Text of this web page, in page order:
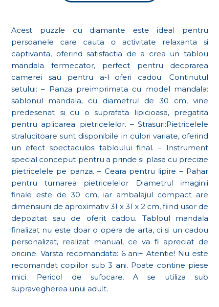
Acest puzzle cu diamante este ideal pentru
persoanele care cauta o activitate relaxanta si
captivanta, oferind satisfactia de a crea un tablou
mandala fermecator, perfect pentru decorarea
camerei sau pentru a-l oferi cadou. Continutul
setului: – Panza preimprimata cu model mandala:
sablonul mandala, cu diametrul de 30 cm, vine
predesenat si cu o suprafata lipicioasa, pregatita
pentru aplicarea pietricelelor. – Strasuri:Pietricelele
stralucitoare sunt disponibile in culori variate, oferind
un efect spectaculos tabloului final. – Instrument
special conceput pentru a prinde si plasa cu precizie
pietricelele pe panza. – Ceara pentru lipire – Pahar
pentru turnarea pietricelelor Diametrul imaginii
finale este de 30 cm, iar ambalajul compact are
dimensiuni de aproximativ 31 x 31 x 2 cm, fiind usor de
depozitat sau de oferit cadou. Tabloul mandala
finalizat nu este doar o opera de arta, ci si un cadou
personalizat, realizat manual, ce va fi apreciat de
oricine. Varsta recomandata: 6 ani+ Atentie! Nu este
recomandat copiilor sub 3 ani. Poate contine piese
mici. Pericol de sufocare. A se utiliza sub
supravegherea unui adult.